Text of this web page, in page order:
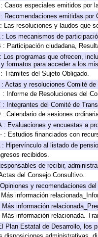
Casos especiales emitidos por
Recomendaciones emitidas por
Las resoluciones y laudos que
: Los mecanismos de
: Participación ciudadana,
Los programas que ofrecen,
formatos para acceder a los
Trámites del Sujeto Obligado.
: Actas y resoluciones Comité
: Informe de Resoluciones del
: Integrantes del Comité de
: Calendario de sesiones
: Evaluaciones y encuestas a
: Estudios financiados con
: Hipervínculo al listado de
recibidos.
de recibir,
del Consejo Consultivo.
y recomendaciones
información
información
información relacionada.
Plan Estatal de Desarrollo, los